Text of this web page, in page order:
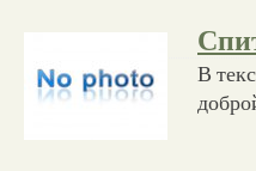
В